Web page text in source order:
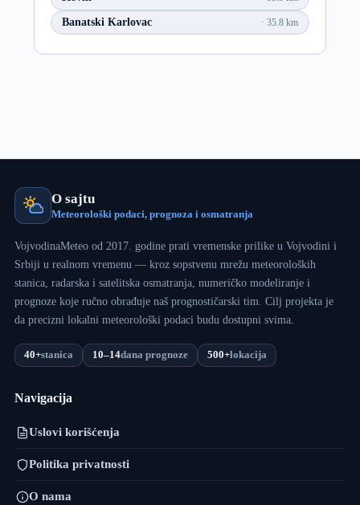
Banatski Karlovac 35.8 km
O sajtu
Meteorološki podaci, prognoza i osmatranja
VojvodinaMeteo od 2017. godine prati vremenske prilike u Vojvodini i
Srbiji u realnom vremenu — kroz sopstvenu mrežu meteoroloških
stanica, radarska i satelitska osmatranja, numeričko modeliranje i
prognoze koje ručno obrađuje naš prognostičarski tim. Cilj projekta je
da precizni lokalni meteorološki podaci budu dostupni svima.
40+stanica 10–14dana prognoze 500+lokacija
Navigacija
Uslovi korišćenja
Politika privatnosti
O nama